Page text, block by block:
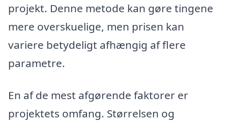
projekt. Denne metode kan gøre tingene
mere overskuelige, men prisen kan
variere betydeligt afhængig af flere
parametre.
En af de mest afgørende faktorer er
projektets omfang. Størrelsen og